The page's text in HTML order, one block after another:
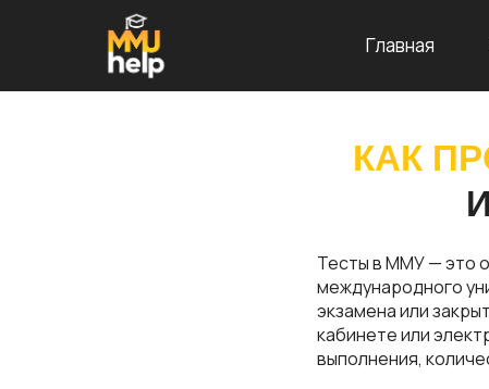
КАК
Главная
Тесты в ММУ — это
международного
экзамена или
кабинете или
выполнения,